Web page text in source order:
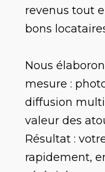
revenus tout
bons
Nous
mesure :
diffusion
valeur des
Résultat :
rapidement,